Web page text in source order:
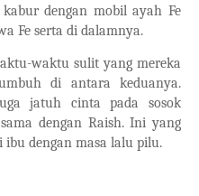
dengan mobil ayah Fe
Fe serta di dalamnya.
waktu sulit yang mereka
di antara keduanya.
jatuh cinta pada sosok
dengan Raish. Ini yang
ibu dengan masa lalu pilu.